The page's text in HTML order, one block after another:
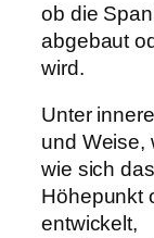
ob die
abgebaut
wird.
Unter
und Weise,
wie sich
Höhepunkt
entwickelt,